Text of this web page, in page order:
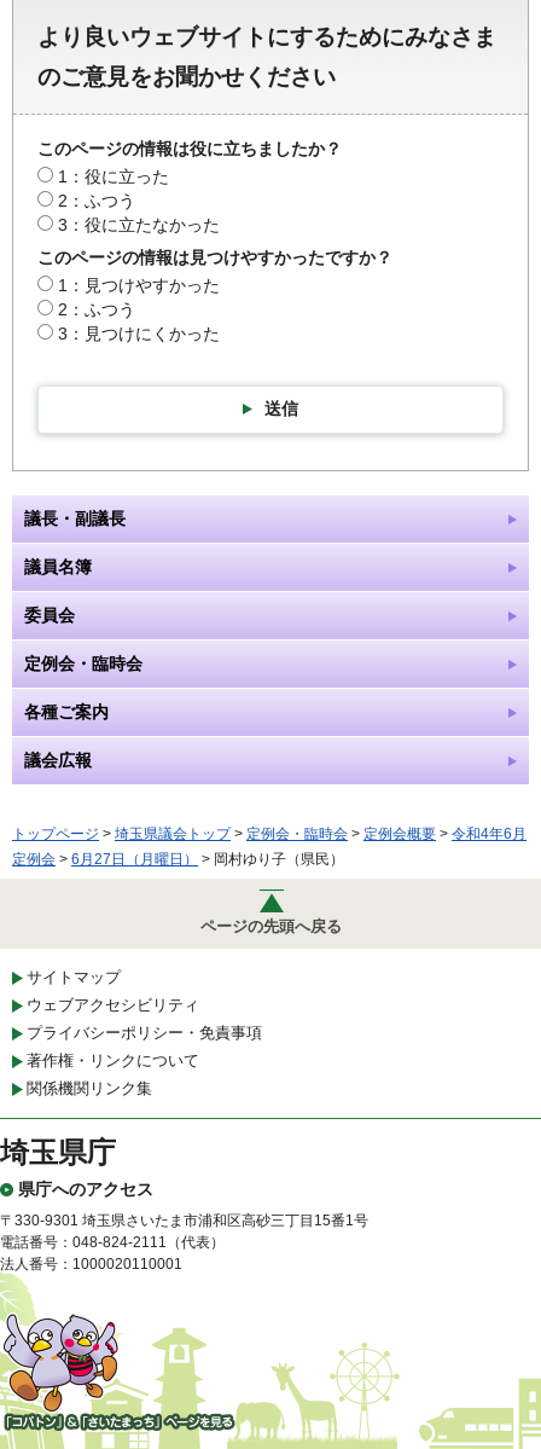
より良いウェブサイトにするためにみなさま
のご意見をお聞かせください
このページの情報は役に立ちましたか？
1：役に立った
2：ふつう
3：役に立たなかった
このページの情報は見つけやすかったですか？
1：見つけやすかった
2：ふつう
3：見つけにくかった
送信
議長・副議長
議員名簿
委員会
定例会・臨時会
各種ご案内
議会広報
トップページ > 埼玉県議会トップ> 定例会・臨時会 > 定例会概要 > 令和4年6月
定例会 > 6月27日（月曜日） > 岡村ゆり子（県民）
ページの先頭へ戻る
サイトマップ
ウェブアクセシビリティ
プライバシーポリシー・免責事項
著作権・リンクについて
関係機関リンク集
埼玉県庁
県庁へのアクセス
〒330-9301 埼玉県さいたま市浦和区高砂三丁目15番1号
電話番号：048-824-2111（代表）
法人番号：1000020110001
「コバトン」&「さいたまっ